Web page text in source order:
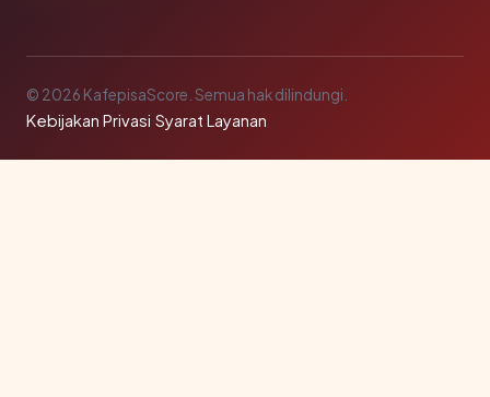
© 2026 KafepisaScore. Semua hak dilindungi.
Kebijakan Privasi·Syarat Layanan